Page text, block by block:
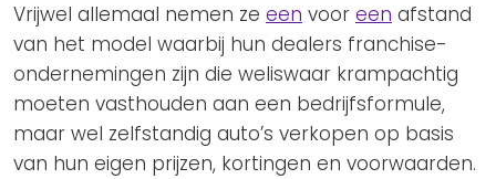
Vrijwel allemaal nemen ze een voor een afstand
van het model waarbij hun dealers franchise-
ondernemingen zijn die weliswaar krampachtig
moeten vasthouden aan een bedrijfsformule,
maar wel zelfstandig auto’s verkopen op basis
van hun eigen prijzen, kortingen en voorwaarden.